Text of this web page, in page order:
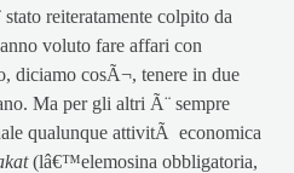
reiteratamente colpito da
voluto fare affari con
diciamo cosÃ¬, tenere in due
Ma per gli altri Ã¨ sempre
qualunque attivitÃ economica
(lâ€™elemosina obbligatoria,